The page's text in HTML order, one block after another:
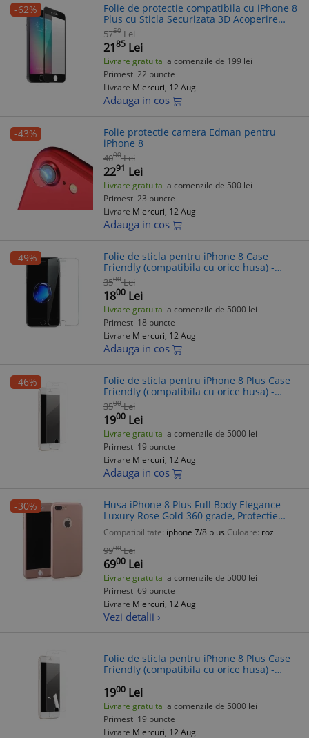
-62%
Folie de protectie compatibila cu iPhone 8
Plus cu Sticla Securizata 3D Acoperire
100% 0,2mm Geam Balistic - Neagra
5750 Lei
2185 Lei
Livrare gratuita la comenzile de 199 lei
Primesti 22 puncte
Livrare Miercuri, 12 Aug
Adauga in cos
-43%
Folie protectie camera Edman pentru
iPhone 8
4000 Lei
2291 Lei
Livrare gratuita la comenzile de 500 lei
Primesti 23 puncte
Livrare Miercuri, 12 Aug
Adauga in cos
-49%
Folie de sticla pentru iPhone 8 Case
Friendly (compatibila cu orice husa) -
Diamond Clear
3500 Lei
1800 Lei
Livrare gratuita la comenzile de 5000 lei
Primesti 18 puncte
Livrare Miercuri, 12 Aug
Adauga in cos
-46%
Folie de sticla pentru iPhone 8 Plus Case
Friendly (compatibila cu orice husa) -
Diamond Clear
3500 Lei
1900 Lei
Livrare gratuita la comenzile de 5000 lei
Primesti 19 puncte
Livrare Miercuri, 12 Aug
Adauga in cos
-30%
Husa iPhone 8 Plus Full Body Elegance
Luxury Rose Gold 360 grade, Protectie
Completa, Folie Sticla Inclusa
Compatibilitate: iphone 7/8 plus Culoare: roz
9900 Lei
6900 Lei
Livrare gratuita la comenzile de 5000 lei
Primesti 69 puncte
Livrare Miercuri, 12 Aug
Vezi detalii ›
Folie de sticla pentru iPhone 8 Plus Case
Friendly (compatibila cu orice husa) -
1900 Lei
Livrare gratuita la comenzile de 5000 lei
Primesti 19 puncte
Livrare Miercuri, 12 Aug